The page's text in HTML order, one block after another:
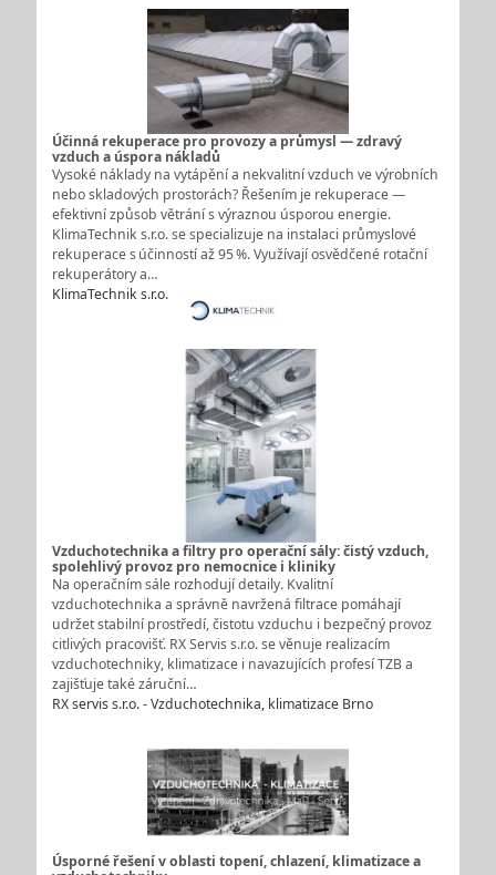
Účinná rekuperace pro provozy a průmysl — zdravý
vzduch a úspora nákladů
Vysoké náklady na vytápění a nekvalitní vzduch ve výrobních
nebo skladových prostorách? Řešením je rekuperace —
efektivní způsob větrání s výraznou úsporou energie.
KlimaTechnik s.r.o. se specializuje na instalaci průmyslové
rekuperace s účinností až 95 %. Využívají osvědčené rotační
rekuperátory a…
KlimaTechnik s.r.o.
Vzduchotechnika a filtry pro operační sály: čistý vzduch,
spolehlivý provoz pro nemocnice i kliniky
Na operačním sále rozhodují detaily. Kvalitní
vzduchotechnika a správně navržená filtrace pomáhají
udržet stabilní prostředí, čistotu vzduchu i bezpečný provoz
citlivých pracovišť. RX Servis s.r.o. se věnuje realizacím
vzduchotechniky, klimatizace i navazujících profesí TZB a
zajišťuje také záruční…
RX servis s.r.o. - Vzduchotechnika, klimatizace Brno
Úsporné řešení v oblasti topení, chlazení, klimatizace a